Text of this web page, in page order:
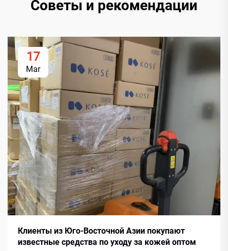
Советы и рекомендации
17
Mar
Клиенты из Юго-Восточной Азии покупают
известные средства по уходу за кожей оптом